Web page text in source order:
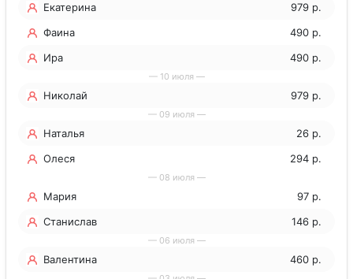
Екатерина
979 р.
Фаина
490 р.
Ира
490 р.
— 10 июля —
Николай 979 р.
— 09 июля —
Наталья
26 р.
Олеся
294 р.
— 08 июля —
Мария
97 р.
Станислав
146 р.
— 06 июля —
Валентина 460 р.